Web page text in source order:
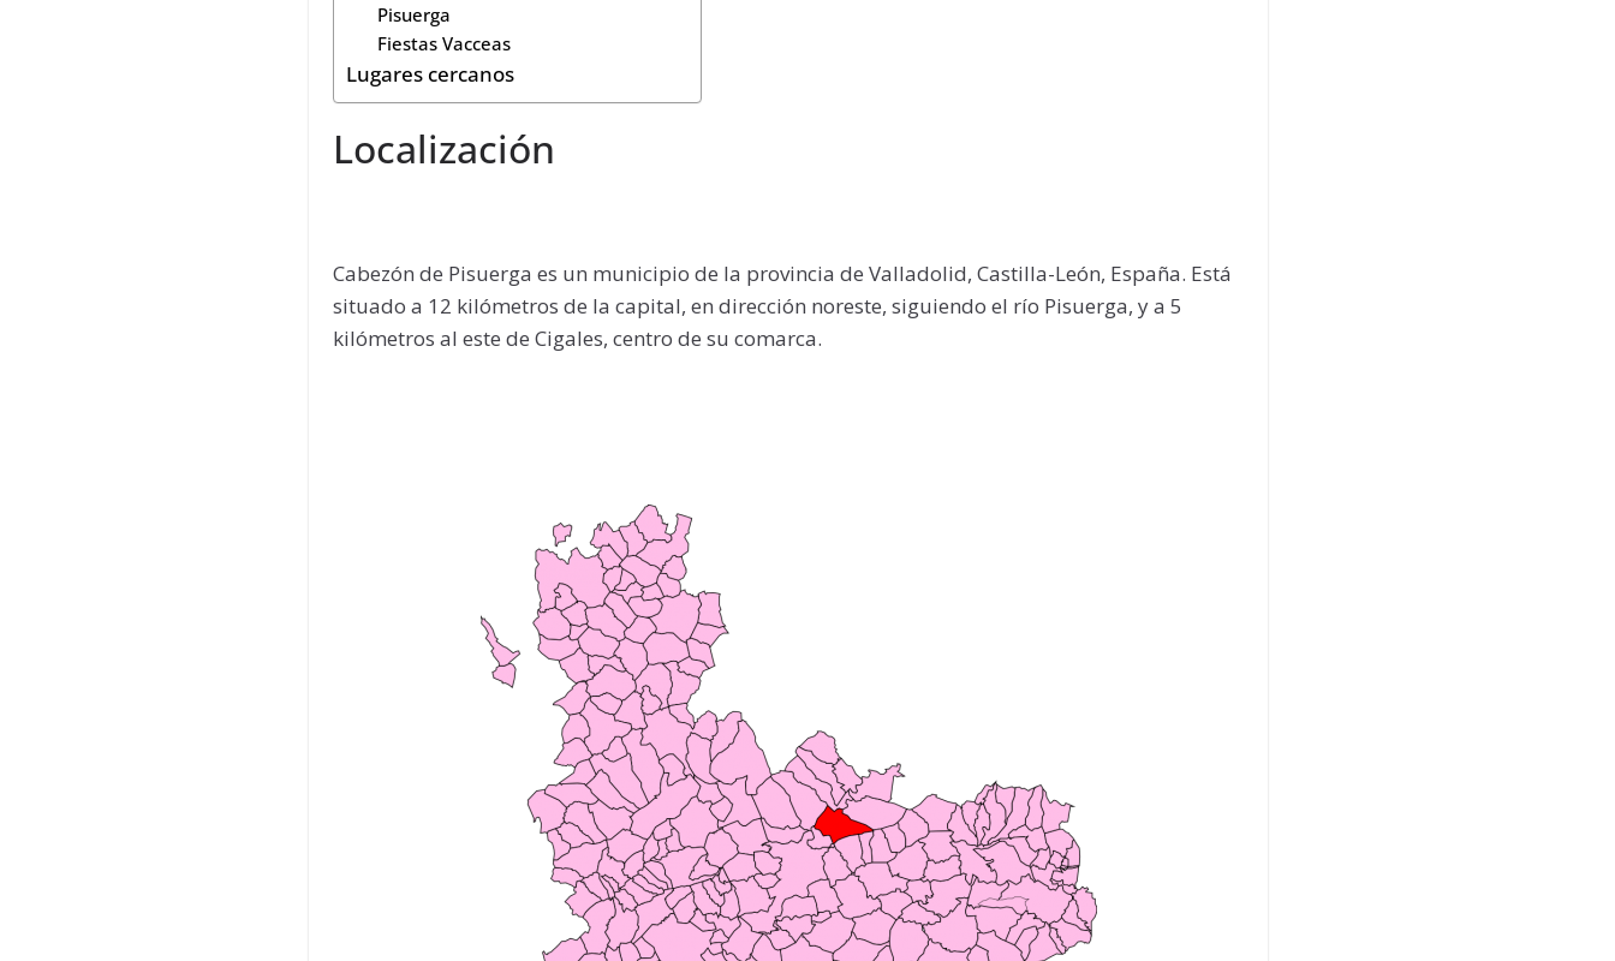
Pisuerga
Fiestas Vacceas
Lugares cercanos
Localización
Cabezón de Pisuerga es un municipio de la provincia de Valladolid, Castilla-León, España. Está
situado a 12 kilómetros de la capital, en dirección noreste, siguiendo el río Pisuerga, y a 5
kilómetros al este de Cigales, centro de su comarca.